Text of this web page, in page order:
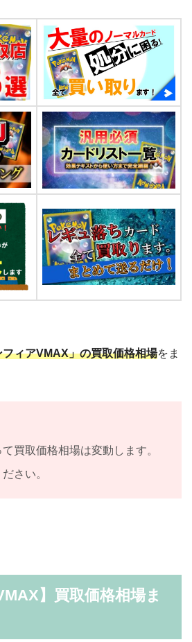
フィアVMAX」の買取価格相場をま
買取価格相場は変動します。
さい。
】買取価格相場ま